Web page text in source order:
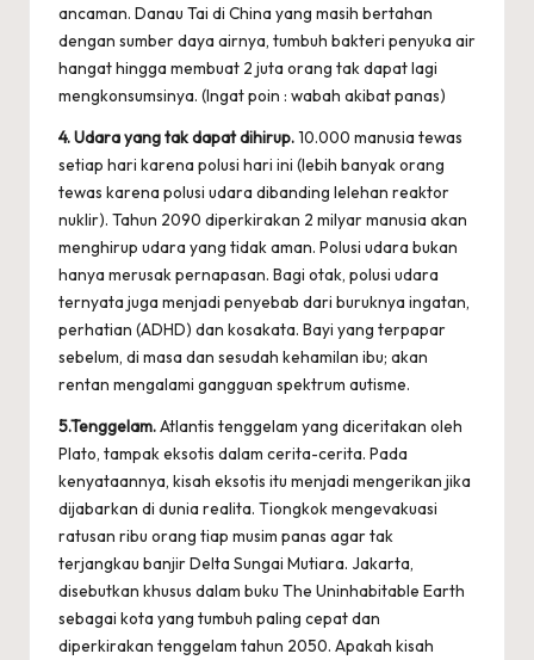
ancaman. Danau Tai di China yang masih bertahan
dengan sumber daya airnya, tumbuh bakteri penyuka air
hangat hingga membuat 2 juta orang tak dapat lagi
mengkonsumsinya. (Ingat poin : wabah akibat panas)
4. Udara yang tak dapat dihirup.10.000 manusia tewas
setiap hari karena polusi hari ini (lebih banyak orang
tewas karena polusi udara dibanding lelehan reaktor
nuklir). Tahun 2090 diperkirakan 2 milyar manusia akan
menghirup udara yang tidak aman. Polusi udara bukan
hanya merusak pernapasan. Bagi otak, polusi udara
ternyata juga menjadi penyebab dari buruknya ingatan,
perhatian (ADHD) dan kosakata. Bayi yang terpapar
sebelum, di masa dan sesudah kehamilan ibu; akan
rentan mengalami gangguan spektrum autisme.
5.Tenggelam.Atlantis tenggelam yang diceritakan oleh
Plato, tampak eksotis dalam cerita-cerita. Pada
kenyataannya, kisah eksotis itu menjadi mengerikan jika
dijabarkan di dunia realita. Tiongkok mengevakuasi
ratusan ribu orang tiap musim panas agar tak
terjangkau banjir Delta Sungai Mutiara. Jakarta,
disebutkan khusus dalam buku The Uninhabitable Earth
sebagai kota yang tumbuh paling cepat dan
diperkirakan tenggelam tahun 2050. Apakah kisah